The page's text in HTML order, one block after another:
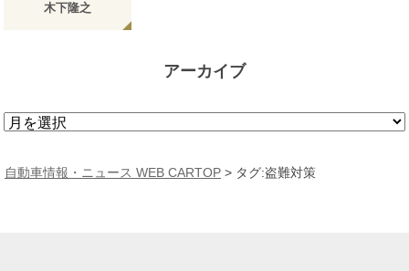
木下隆之
アーカイブ
ア
カ
自動車情報・ニュース WEB CARTOP > タグ:盗難対策